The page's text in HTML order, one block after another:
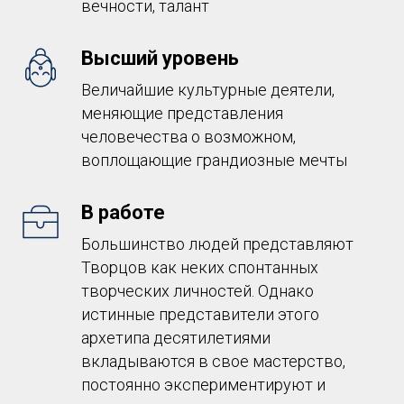
вечности, талант
Высший уровень
Величайшие культурные деятели,
меняющие представления
человечества о возможном,
воплощающие грандиозные мечты
В работе
Большинство людей представляют
Творцов как неких спонтанных
творческих личностей. Однако
истинные представители этого
архетипа десятилетиями
вкладываются в свое мастерство,
постоянно экспериментируют и